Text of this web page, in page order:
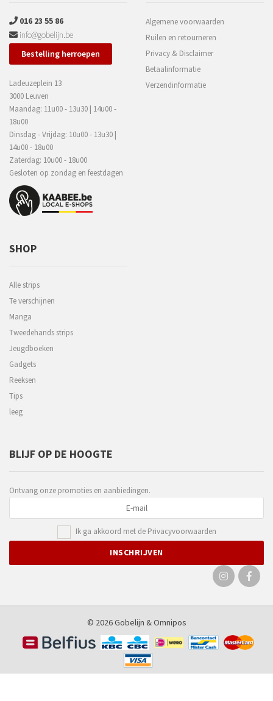
016 23 55 86
info@gobelijn.be
Bestelling herroepen
Ladeuzeplein 13
3000 Leuven
Maandag: 11u00 - 13u30 | 14u00 -
18u00
Dinsdag - Vrijdag: 10u00 - 13u30 |
14u00 - 18u00
Zaterdag: 10u00 - 18u00
Gesloten op zondag en feestdagen
Algemene voorwaarden
Ruilen en retourneren
Privacy & Disclaimer
Betaalinformatie
Verzendinformatie
SHOP
Alle strips
Te verschijnen
Manga
Tweedehands strips
Jeugdboeken
Gadgets
Reeksen
Tips
leeg
BLIJF OP DE HOOGTE
Ontvang onze promoties en aanbiedingen.
Ik ga akkoord met de Privacyvoorwaarden
© 2026 Gobelijn &Omnipos